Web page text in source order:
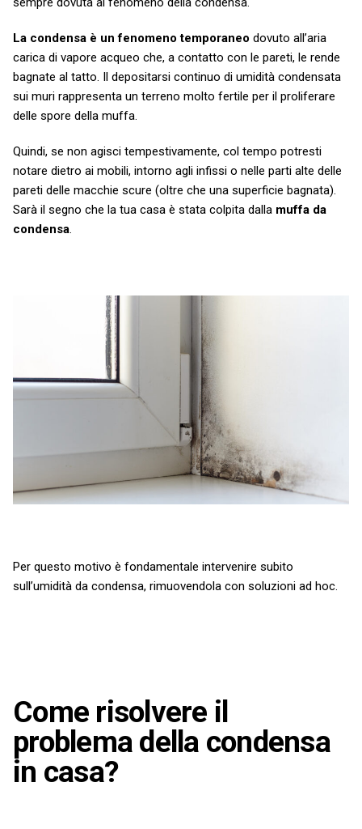
La condensa è un fenomeno temporaneo dovuto all’aria
carica di vapore acqueo che, a contatto con le pareti, le rende
bagnate al tatto. Il depositarsi continuo di umidità condensata
sui muri rappresenta un terreno molto fertile per il proliferare
delle spore della muffa.
Quindi, se non agisci tempestivamente, col tempo potresti
notare dietro ai mobili, intorno agli infissi o nelle parti alte delle
pareti delle macchie scure (oltre che una superficie bagnata).
Sarà il segno che la tua casa è stata colpita dalla muffa da
condensa.
Per questo motivo è fondamentale intervenire subito
sull’umidità da condensa, rimuovendola con soluzioni ad hoc.
Come risolvere il
problema della condensa
in casa?